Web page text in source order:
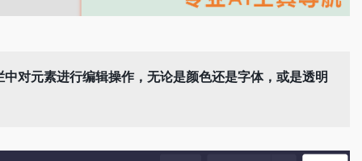
对元素进行编辑操作，无论是颜色还是字体，或是透明